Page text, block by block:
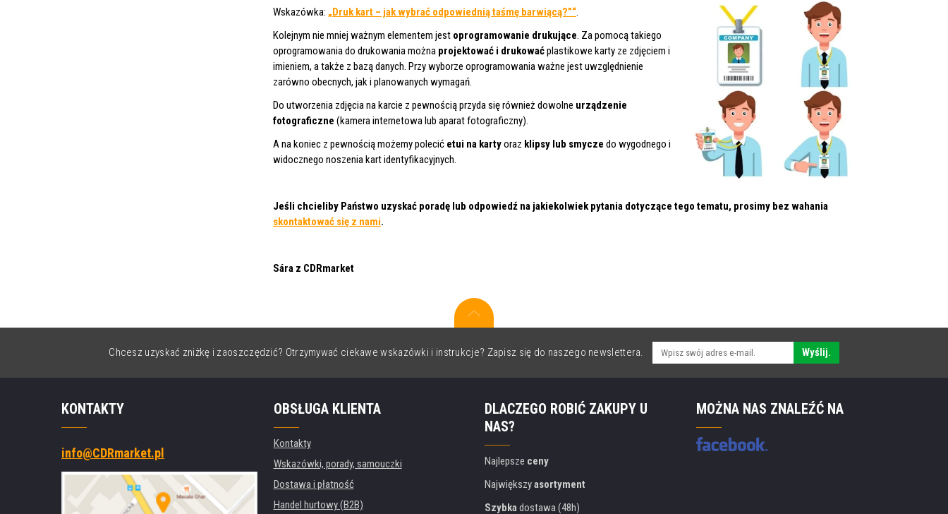
Wskazówka: „Druk kart – jak wybrać odpowiednią taśmę barwiącą?”“.
Kolejnym nie mniej ważnym elementem jest oprogramowanie drukujące. Za pomocą takiego
oprogramowania do drukowania można projektować i drukowaćplastikowe karty ze zdjęciem i
imieniem, a także z bazą danych. Przy wyborze oprogramowania ważne jest uwzględnienie
zarówno obecnych, jak i planowanych wymagań.
Do utworzenia zdjęcia na karcie z pewnością przyda się również dowolne urządzenie
fotograficzne (kamera internetowa lub aparat fotograficzny).
A na koniec z pewnością możemy polecić etui na kartyoraz klipsy lub smycze do wygodnego i
widocznego noszenia kart identyfikacyjnych.
Jeśli chcieliby Państwo uzyskać poradę lub odpowiedź na jakiekolwiek pytania dotyczące tego tematu, prosimy bez wahania
skontaktować się z nami.
Sára z CDRmarket
Chcesz uzyskać zniżkę i zaoszczędzić? Otrzymywać ciekawe wskazówki i instrukcje? Zapisz się do naszego newslettera. Wyślij.
KONTAKTY
info@CDRmarket.pl
OBSŁUGA KLIENTA
Kontakty
Wskazówki, porady, samouczki
Dostawa i płatność
Handel hurtowy (B2B)
DLACZEGO ROBIĆ ZAKUPY U
NAS?
Najlepsze ceny
Największyasortyment
Szybkadostawa (48h)
MOŻNA NAS ZNALEŹĆ NA